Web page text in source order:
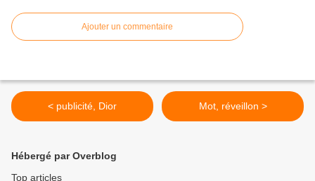
Ajouter un commentaire
< publicité, Dior Mot, réveillon >
Hébergé par Overblog
Top articles